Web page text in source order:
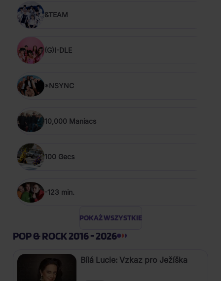
&TEAM
(G)I-DLE
*NSYNC
10,000 Maniacs
100 Gecs
-123 min.
POKAŻ WSZYSTKIE
POP & ROCK 2016 - 2026
Bílá Lucie: Vzkaz pro Ježíška